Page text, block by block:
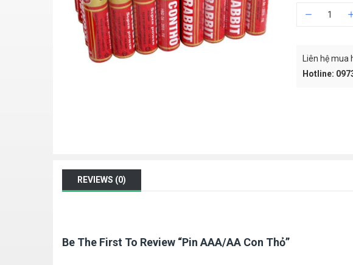
Liên hệ mua
Hotline:
REVIEWS (0)
Be The First To Review “Pin AAA/AA Con Thỏ”